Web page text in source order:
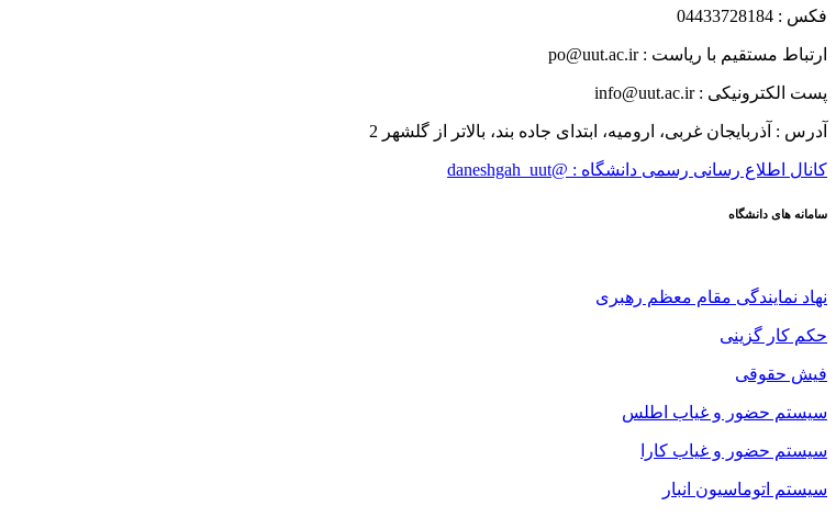
فکس : 04433728184
ارتباط مستقیم با ریاست : po@uut.ac.ir
پست الکترونیکی : info@uut.ac.ir
آدرس : آذربایجان غربی، ارومیه، ابتدای جاده بند، بالاتر از گلشهر 2
کانال اطلاع رسانی رسمی دانشگاه : @daneshgah_uut
سامانه های دانشگاه
نهاد نمایندگی مقام معظم رهبری
حکم کار گزینی
فیش حقوقی
سیستم حضور و غیاب اطلس
سیستم حضور و غیاب کارا
سیستم اتوماسیون انبار